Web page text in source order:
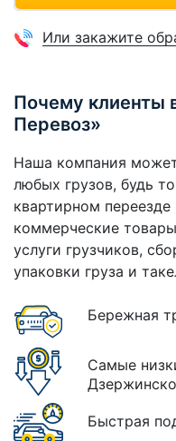
Или закажите
Почему
Перевоз»
Наша компания
любых грузов, будь
квартирном
коммерческие
услуги грузчиков,
упаковки груза и
Бережная
Самые
Быстрая